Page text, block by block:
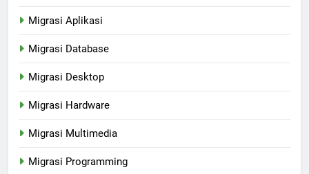
Migrasi Aplikasi
Migrasi Database
Migrasi Desktop
Migrasi Hardware
Migrasi Multimedia
Migrasi Programming